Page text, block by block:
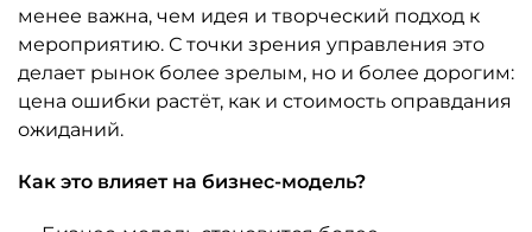
менее важна, чем идея и творческий подход к
мероприятию. С точки зрения управления это
делает рынок более зрелым, но и более дорогим:
цена ошибки растёт, как и стоимость оправдания
ожиданий.
Как это влияет на бизнес-модель?